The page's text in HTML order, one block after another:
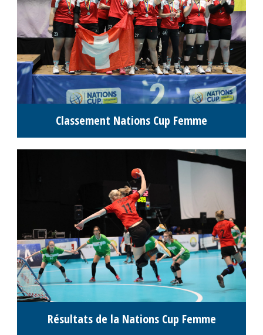
Classement Nations Cup Femme
Résultats de la Nations Cup Femme